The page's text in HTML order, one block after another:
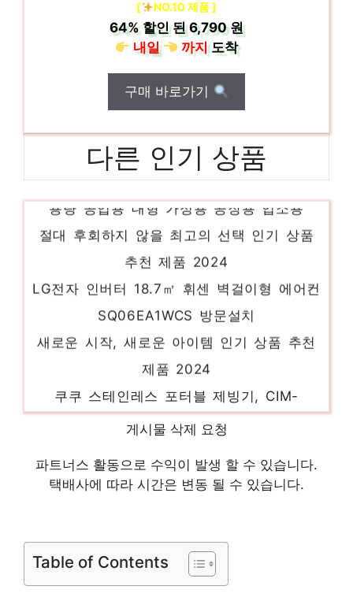
[ NO.10 제품 ]
64%할인 된6,790 원
내일
까지도착
구매 바로가기
다른 인기 상품
미니아 1등급 산업용 제습기 65L 저소음 대
절대 후회하지 않을 최고의 선택 인기 상품
추천 제품 2024
LG전자 인버터 18.7㎡ 휘센 벽걸이형 에어컨
SQ06EA1WCS 방문설치
새로운 시작, 새로운 아이템 인기 상품 추천
제품 2024
쿠쿠 스테인레스 포터블 제빙기, CIM-
AS09M10S
당신의 생활을 바꿔줄 기회 인기 상품 추천
제품 2024
신일 스탠드 선풍기 740 x 340 x 340 mm
2024
삼성전자 컬러 레이저 팩스복합기, SL-
게시물 삭제 요청
파트너스 활동으로 수익이 발생 할 수 있습니다.
택배사에 따라 시간은 변동 될 수 있습니다.
Table of Contents